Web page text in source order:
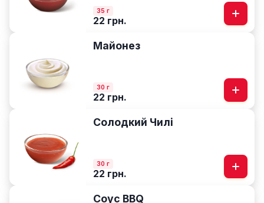
35 г
22 грн.
Майонез
30 г
22 грн.
Солодкий Чилі
30 г
22 грн.
Соус BBQ